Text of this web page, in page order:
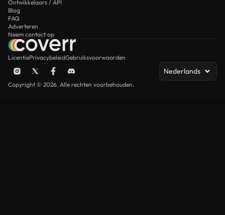
Ontwikkelaars / API
Blog
FAQ
Adverteren
Neem contact op
LicentiePrivacybeleidGebruiksvoorwaarden
Nederlands
Copyright © 2026. Alle rechten voorbehouden.